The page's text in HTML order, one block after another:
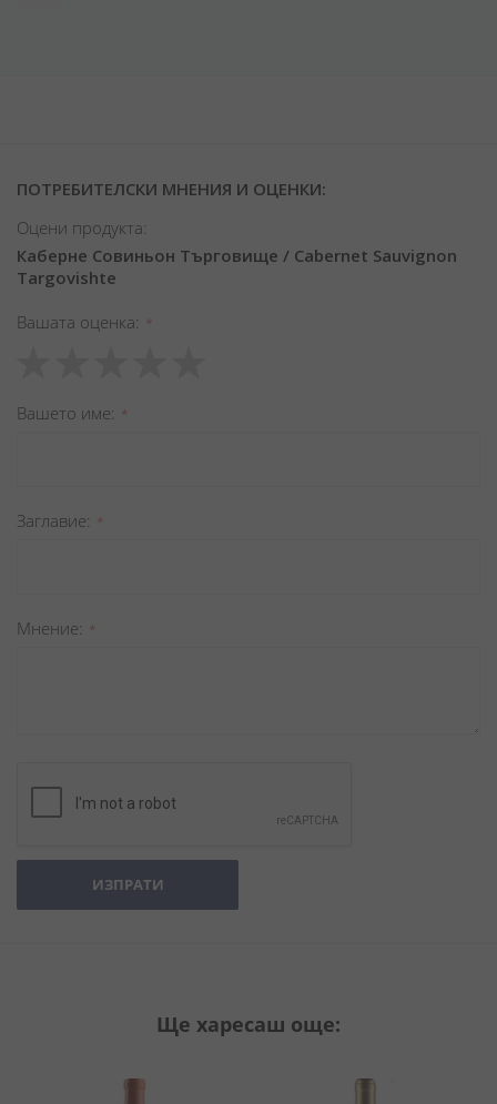
ПОТРЕБИТЕЛСКИ МНЕНИЯ И ОЦЕНКИ:
Оцени продукта:
Каберне Совиньон Търговище / Cabernet Sauvignon
Targovishte
Вашата оценка
star
stars
stars
stars
stars
Вашето име
Заглавиe
Мнение
ИЗПРАТИ
Ще харесаш още: